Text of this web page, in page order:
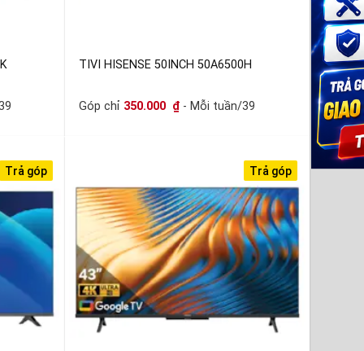
TIVI HISENSE 50INCH 50A6500H
Góp chỉ 350.000 ₫ - Mỗi tuần/39
Trả góp Trả góp